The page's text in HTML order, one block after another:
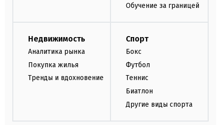
Обучение за границей
Недвижимость
Аналитика рынка
Покупка жилья
Тренды и вдохновение
Спорт
Бокс
Футбол
Теннис
Биатлон
Другие виды спорта